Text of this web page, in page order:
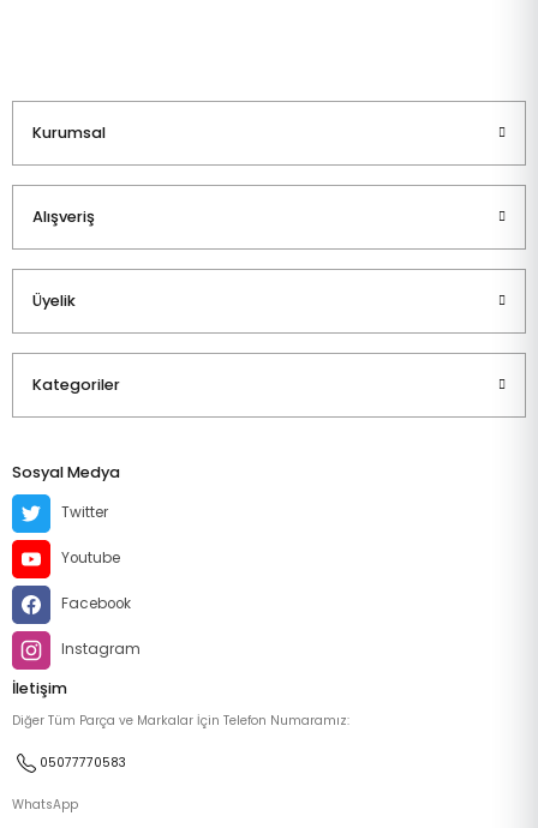
Kurumsal
Alışveriş
Üyelik
Kategoriler
Sosyal Medya
Twitter
Youtube
Facebook
Instagram
İletişim
Diğer Tüm Parça ve Markalar İçin Telefon Numaramız:
05077770583
WhatsApp